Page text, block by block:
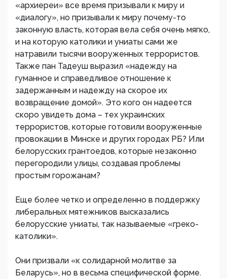
«архиереи» все время призывали к миру и
«диалогу», но призывали к миру почему-то
законную власть, которая вела себя очень мягко,
и на которую католики и униаты сами же
натравили тысячи вооруженных террористов.
Также пан Тадеуш выразил «надежду на
гуманное и справедливое отношение к
задержанным и надежду на скорое их
возвращение домой». Это кого он надеется
скоро увидеть дома – тех украинских
террористов, которые готовили вооруженные
провокации в Минске и других городах РБ? Или
белорусских грантоедов, которые незаконно
перегородили улицы, создавая проблемы
простым горожанам?
Еще более четко и определенно в поддержку
либеральных мятежников высказались
белорусские униаты, так называемые «греко-
католики».
Они призвали «к солидарной молитве за
Беларусь», но в весьма специфической форме.